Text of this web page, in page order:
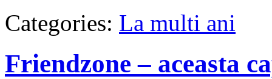
Categories: La multi ani
Friendzone – aceasta